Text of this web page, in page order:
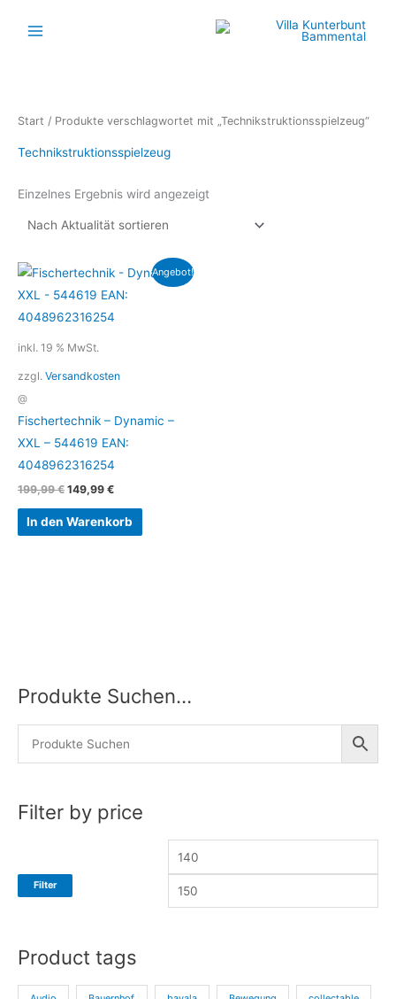
Inhalt
Start / Produkte verschlagwortet mit „Technikstruktionsspielzeug“
Technikstruktionsspielzeug
Einzelnes Ergebnis wird angezeigt
Angebot!
inkl. 19 % MwSt.
zzgl. Versandkosten
@
Fischertechnik – Dynamic –
XXL – 544619 EAN:
4048962316254
199,99€
Ursprünglicher
Preis
war:
199,99 €
149,99 €
Aktueller
Preis
ist:
In den Warenkorb
Produkte Suchen…
Filter by price
M
.
e
.
e
Filter
Product tags